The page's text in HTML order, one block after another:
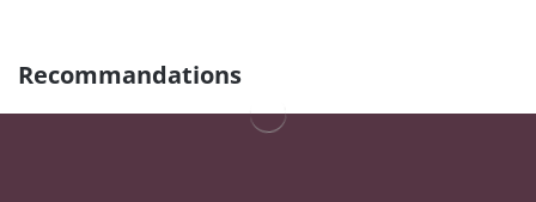
Recommandations